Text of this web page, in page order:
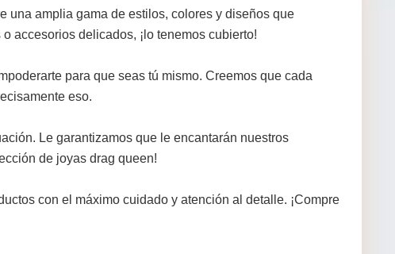
una amplia gama de estilos, colores y diseños que
accesorios delicados, ¡lo tenemos cubierto!
para que seas tú mismo. Creemos que cada
eso.
Le garantizamos que le encantarán nuestros
de joyas drag queen!
con el máximo cuidado y atención al detalle. ¡Compre